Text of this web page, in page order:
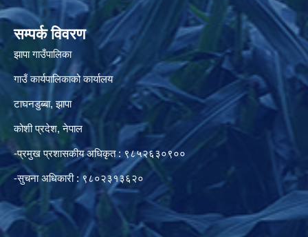
सम्पर्क विवरण
झापा गाउँपालिका
गाउँ कार्यपालिकाको कार्यालय
टाघनडुब्बा, झापा
कोशी प्रदेश, नेपाल
-प्रमुख प्रशासकीय अधिकृत : ९८५२६३०९००
-सुचना अधिकारी : ९८०२३१३६२०